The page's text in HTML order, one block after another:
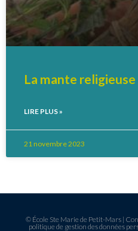
La mante religieuse
LIRE PLUS »
21 novembre 2023
© École Ste Marie de Petit-Mars |
politique de gestion des données